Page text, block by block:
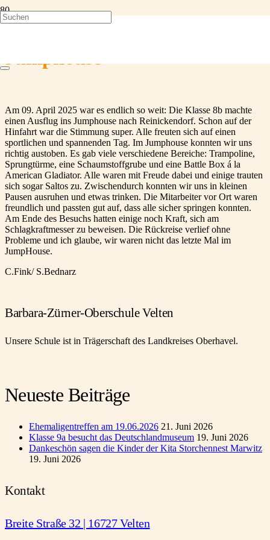
Am 09. April 2025 war es endlich so weit: Die Klasse 8b machte
einen Ausflug ins Jumphouse nach Reinickendorf. Schon auf der
Hinfahrt war die Stimmung super. Alle freuten sich auf einen
sportlichen und spannenden Tag. Im Jumphouse konnten wir uns
richtig austoben. Es gab viele verschiedene Bereiche: Trampoline,
Sprungtürme, eine Schaumstoffgrube und eine Battle Box á la
American Gladiator. Alle waren mit Freude dabei und einige trauten
sich sogar Saltos zu. Zwischendurch konnten wir uns in kleinen
Pausen ausruhen und etwas trinken. Die Mitarbeiter vor Ort waren
freundlich und passten gut auf, dass alle sicher springen konnten.
Am Ende des Besuchs hatten einige noch Kraft, sich am
Schlagkraftmesser zu beweisen. Die Rückreise verlief ohne
Probleme und ich glaube, wir waren nicht das letzte Mal im
JumpHouse.
C.Fink/ S.Bednarz
Barbara-Zürner-Oberschule Velten
Unsere Schule ist in Trägerschaft des Landkreises Oberhavel.
Neueste Beiträge
Ehemaligentreffen am 19.06.2026 21. Juni 2026
Klasse 9a besucht das Deutschlandmuseum 19. Juni 2026
Dankeschön sagen die Kinder der Kita Storchennest Marwitz
19. Juni 2026
Kontakt
Breite Straße 32 | 16727 Velten